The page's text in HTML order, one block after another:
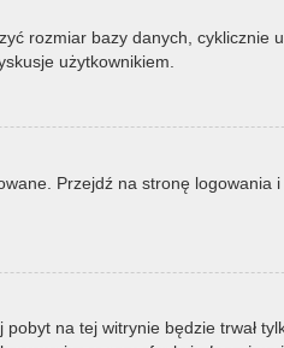
rozmiar bazy danych, cyklicznie
użytkownikiem.
Przejdź na stronę logowania
na tej witrynie będzie trwał